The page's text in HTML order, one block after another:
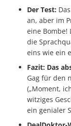
Der Test:
an, aber im
eine Bombe!
die
eins wie ein
Fazit: Das
Gag für den
(„Moment,
witziges
ein genialer